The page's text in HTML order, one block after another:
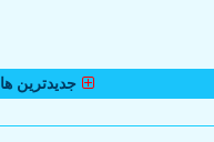
جدیدترین ها